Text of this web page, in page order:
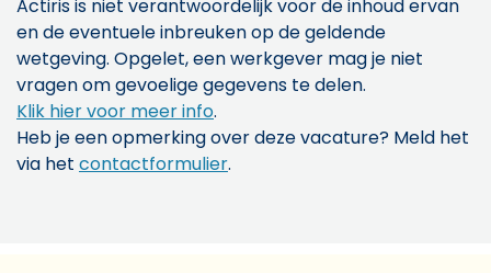
Actiris is niet verantwoordelijk voor de inhoud ervan
en de eventuele inbreuken op de geldende
wetgeving. Opgelet, een werkgever mag je niet
vragen om gevoelige gegevens te delen.
Klik hier voor meer info.
Heb je een opmerking over deze vacature? Meld het
via het contactformulier.